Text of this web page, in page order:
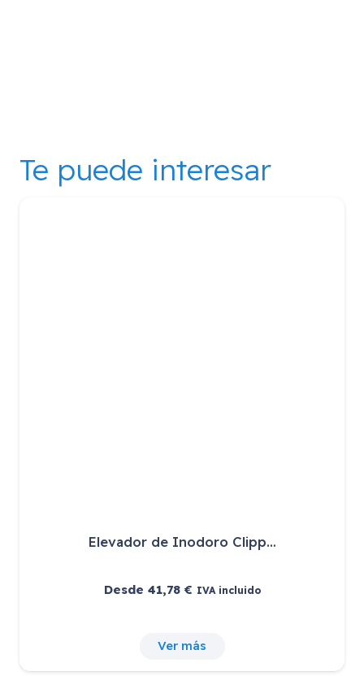
Te puede interesar
Elevador de Inodoro Clipp…
Desde 41,78€ IVA incluido
Ver más